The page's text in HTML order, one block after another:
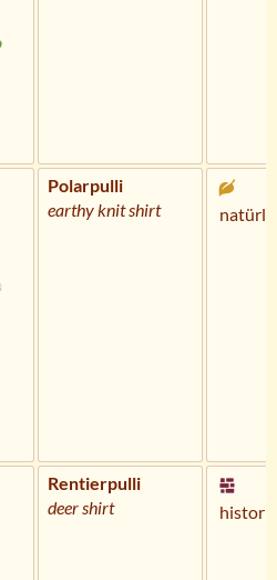
Polarpulli
earthy knit shirt
Rentierpulli
deer shirt